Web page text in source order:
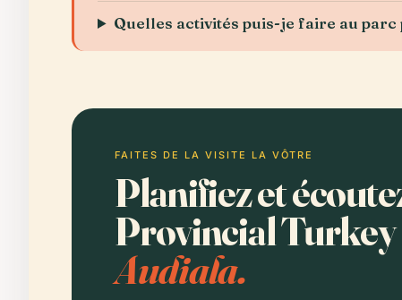
Quelles activités puis-je faire au
FAITES DE LA VISITE LA VÔTRE
Planifiez et
Provincial
Audiala.